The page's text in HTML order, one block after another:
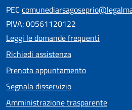
PEC
PIVA: 00561120122
Leggi le domande frequenti
Richiedi assistenza
Prenota appuntamento
Segnala disservizio
Amministrazione trasparente